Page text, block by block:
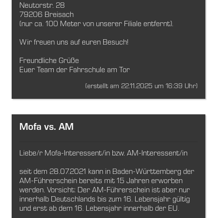
Neutorstr. 28
79206 Breisach
(nur ca. 100 Meter von unserer Filiale entfernt).
Wir freuen uns auf euren Besuch!
Freundliche Grüße
Euer Team der Fahrschule am Tor
(erstellt am 22.11.2025 um 16:39 Uhr)
Mofa vs. AM
Liebe/r Mofa-Interessent/in bzw. AM-Interessent/in
seit dem 28.07.2021 kann in Baden-Württemberg der
AM-Führerschein bereits mit 15 Jahren erworben
werden. Vorsicht: Der AM-Führerschein ist aber nur
innerhalb Deutschlands bis zum 16. Lebensjahr gültig
und erst ab dem 16. Lebensjahr innerhalb der EU.